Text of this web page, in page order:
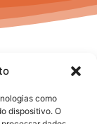
como
dispositivo. O